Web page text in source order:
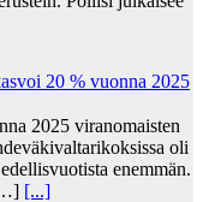
20 % vuonna 2025
2025 viranomaisten
oli
enemmän.
[...]